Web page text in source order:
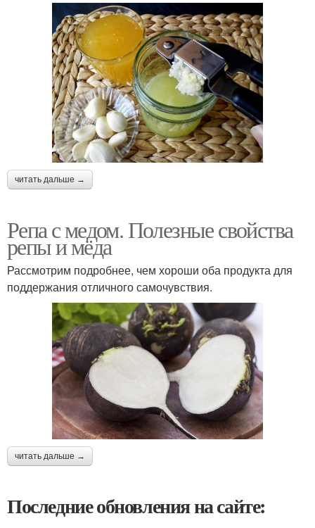
читать дальше →
Репа с медом. Полезные свойства
репы и мёда
Рассмотрим подробнее, чем хороши оба продукта для
поддержания отличного самочувствия.
читать дальше →
Последние обновления на сайте: